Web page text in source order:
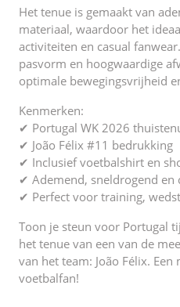
Het tenue is gemaakt van
materiaal, waardoor het
activiteiten en casual
pasvorm en hoogwaardige
optimale bewegingsvrijheid
Kenmerken:
✔ Portugal WK 2026
✔ João Félix #11 bedrukking
✔ Inclusief voetbalshirt en
✔ Ademend, sneldrogend en
✔ Perfect voor training,
Toon je steun voor Portugal
het tenue van een van de
van het team: João Félix.
voetbalfan!